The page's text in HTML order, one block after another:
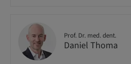
Prof. Dr. med. dent.
Daniel Thoma